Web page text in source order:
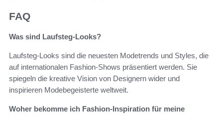
FAQ
Was sind Laufsteg-Looks?
Laufsteg-Looks sind die neuesten Modetrends und Styles, die
auf internationalen Fashion-Shows präsentiert werden. Sie
spiegeln die kreative Vision von Designern wider und
inspirieren Modebegeisterte weltweit.
Woher bekomme ich Fashion-Inspiration für meine